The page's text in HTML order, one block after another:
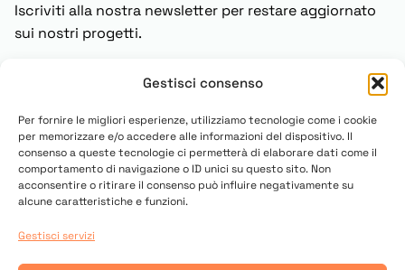
Gestisci consenso
Per fornire le migliori esperienze, utilizziamo tecnologie come i cookie
per memorizzare e/o accedere alle informazioni del dispositivo. Il
consenso a queste tecnologie ci permetterà di elaborare dati come il
comportamento di navigazione o ID unici su questo sito. Non
acconsentire o ritirare il consenso può influire negativamente su
alcune caratteristiche e funzioni.
Gestisci servizi
Iscriviti alla nostra newsletter per restare aggiornato
sui nostri progetti.